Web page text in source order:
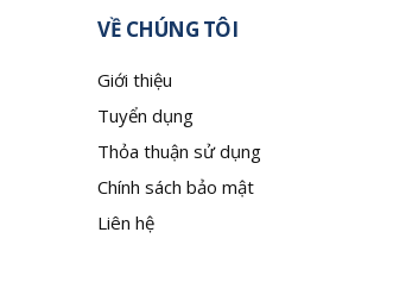
VỀ CHÚNG TÔI
Giới thiệu
Tuyển dụng
Thỏa thuận sử dụng
Chính sách bảo mật
Liên hệ